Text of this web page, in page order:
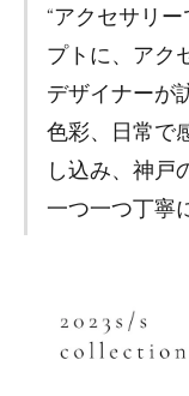
“アクセサリ
プトに、アク
デザイナーが
色彩、日常で
し込み、神戸
一つ一つ丁寧